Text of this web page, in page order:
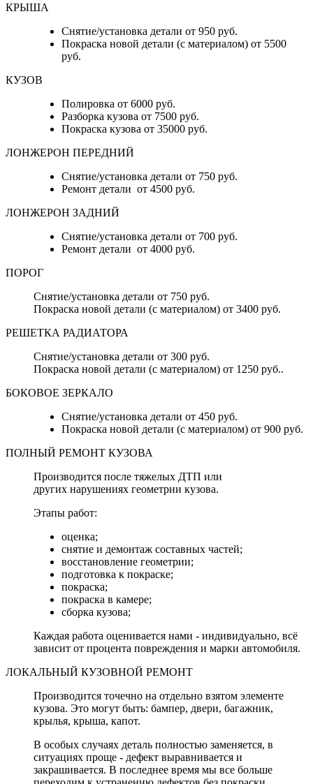
КРЫША
Снятие/установка детали от 950 руб.
Покраска новой детали (с материалом) от 5500
руб.
КУЗОВ
Полировка от 6000 руб.
Разборка кузова от 7500 руб.
Покраска кузова от 35000 руб.
ЛОНЖЕРОН ПЕРЕДНИЙ
Снятие/установка детали от 750 руб.
Ремонт детали от 4500 руб.
ЛОНЖЕРОН ЗАДНИЙ
Снятие/установка детали от 700 руб.
Ремонт детали от 4000 руб.
ПОРОГ
Снятие/установка детали от 750 руб.
Покраска новой детали (с материалом) от 3400 руб.
РЕШЕТКА РАДИАТОРА
Снятие/установка детали от 300 руб.
Покраска новой детали (с материалом) от 1250 руб..
БОКОВОЕ ЗЕРКАЛО
Снятие/установка детали от 450 руб.
Покраска новой детали (с материалом) от 900 руб.
ПОЛНЫЙ РЕМОНТ КУЗОВА
Производится после тяжелых ДТП или
других нарушениях геометрии кузова.
Этапы работ:
оценка;
снятие и демонтаж составных частей;
восстановление геометрии;
подготовка к покраске;
покраска;
покраска в камере;
сборка кузова;
Каждая работа оценивается нами - индивидуально, всё
зависит от процента повреждения и марки автомобиля.
ЛОКАЛЬНЫЙ КУЗОВНОЙ РЕМОНТ
Производится точечно на отдельно взятом элементе
кузова. Это могут быть: бампер, двери, багажник,
крылья, крыша, капот.
В особых случаях деталь полностью заменяется, в
ситуациях проще - дефект выравнивается и
закрашивается. В последнее время мы все больше